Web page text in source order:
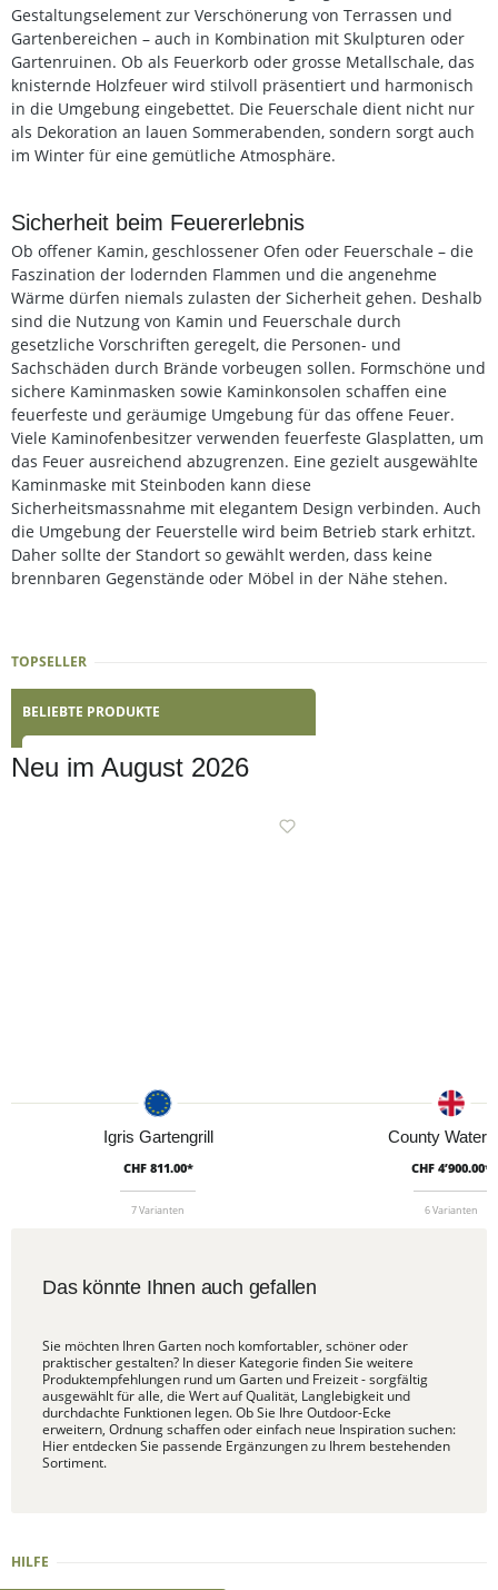
Gestaltungselement zur Verschönerung von Terrassen und
Gartenbereichen – auch in Kombination mit Skulpturen oder
Gartenruinen. Ob als Feuerkorb oder grosse Metallschale, das
knisternde Holzfeuer wird stilvoll präsentiert und harmonisch
in die Umgebung eingebettet. Die Feuerschale dient nicht nur
als Dekoration an lauen Sommerabenden, sondern sorgt auch
im Winter für eine gemütliche Atmosphäre.
Sicherheit beim Feuererlebnis
Ob offener Kamin, geschlossener Ofen oder Feuerschale – die
Faszination der lodernden Flammen und die angenehme
Wärme dürfen niemals zulasten der Sicherheit gehen. Deshalb
sind die Nutzung von Kamin und Feuerschale durch
gesetzliche Vorschriften geregelt, die Personen- und
Sachschäden durch Brände vorbeugen sollen. Formschöne und
sichere Kaminmasken sowie Kaminkonsolen schaffen eine
feuerfeste und geräumige Umgebung für das offene Feuer.
Viele Kaminofenbesitzer verwenden feuerfeste Glasplatten, um
das Feuer ausreichend abzugrenzen. Eine gezielt ausgewählte
Kaminmaske mit Steinboden kann diese
Sicherheitsmassnahme mit elegantem Design verbinden. Auch
die Umgebung der Feuerstelle wird beim Betrieb stark erhitzt.
Daher sollte der Standort so gewählt werden, dass keine
brennbaren Gegenstände oder Möbel in der Nähe stehen.
TOPSELLER
BELIEBTE PRODUKTE
Neu im August 2026
Igris Gartengrill
CHF 811.00*
7 Varianten
County
CHF 4’900.00*
6 Varianten
Das könnte Ihnen auch gefallen
Sie möchten Ihren Garten noch komfortabler, schöner oder
praktischer gestalten? In dieser Kategorie finden Sie weitere
Produktempfehlungen rund um Garten und Freizeit - sorgfältig
ausgewählt für alle, die Wert auf Qualität, Langlebigkeit und
durchdachte Funktionen legen. Ob Sie Ihre Outdoor-Ecke
erweitern, Ordnung schaffen oder einfach neue Inspiration suchen:
Hier entdecken Sie passende Ergänzungen zu Ihrem bestehenden
Sortiment.
HILFE